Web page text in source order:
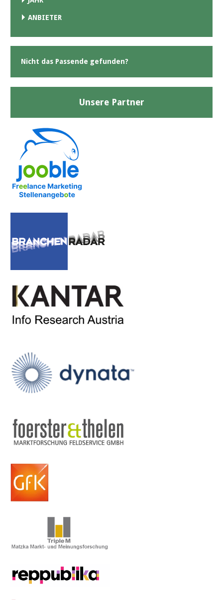
ANBIETER
Nicht das Passende gefunden?
Unsere Partner